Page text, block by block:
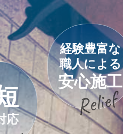
応
経験豊富な
職人による
安心施工